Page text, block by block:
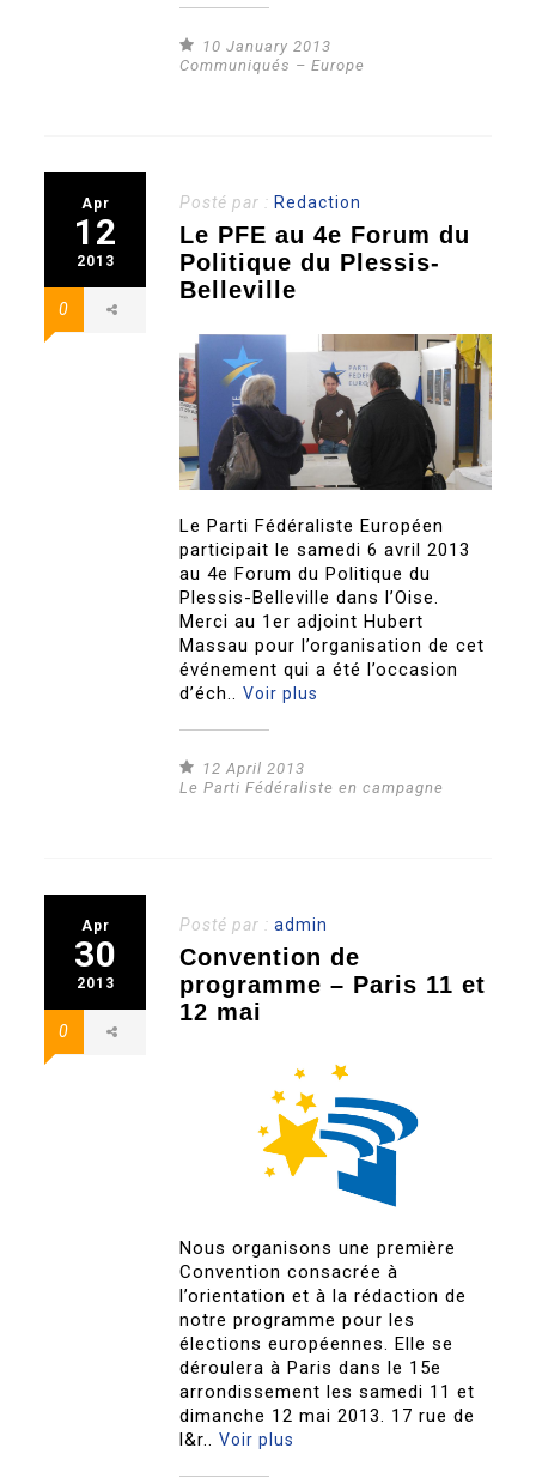
10 January 2013
Communiqués – Europe
Apr
12
2013
0
Posté par : Redaction
Le PFE au 4e Forum du
Politique du Plessis-
Belleville
Le Parti Fédéraliste Européen
participait le samedi 6 avril 2013
au 4e Forum du Politique du
Plessis-Belleville dans l’Oise.
Merci au 1er adjoint Hubert
Massau pour l’organisation de cet
événement qui a été l’occasion
d’éch..Voir plus
12 April 2013
Le Parti Fédéraliste en campagne
Apr
30
2013
0
Posté par :admin
Convention de
programme – Paris 11 et
12 mai
Nous organisons une première
Convention consacrée à
l’orientation et à la rédaction de
notre programme pour les
élections européennes. Elle se
déroulera à Paris dans le 15e
arrondissement les samedi 11 et
dimanche 12 mai 2013. 17 rue de
l&r..Voir plus